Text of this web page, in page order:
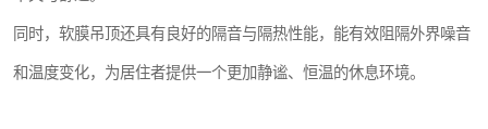
同时，软膜吊顶还具有良好的隔音与隔热性能，能有效阻隔外界噪音
和温度变化，为居住者提供一个更加静谧、恒温的休息环境。